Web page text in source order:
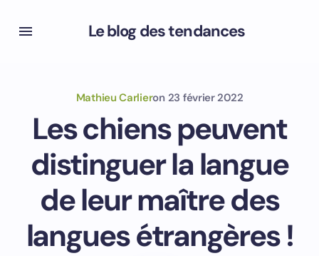
Le blog des tendances
Mathieu Carlieron 23 février 2022
Les chiens peuvent
distinguer la langue
de leur maître des
langues étrangères !